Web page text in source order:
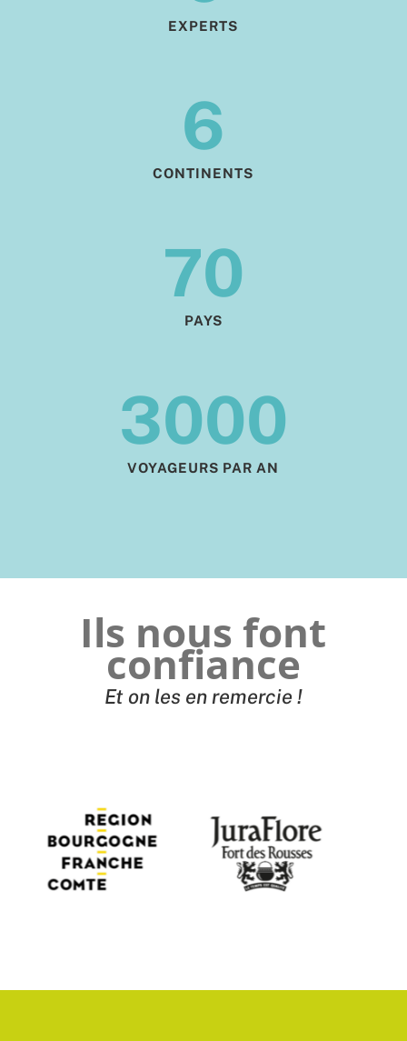
EXPERTS
6
CONTINENTS
70
PAYS
3000
VOYAGEURS PAR AN
Ils nous font
confiance
Et on les en remercie !